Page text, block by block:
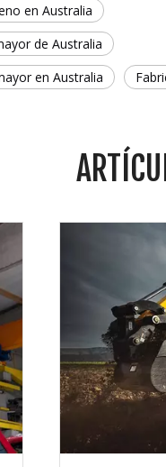
en Australia
de Australia
en Australia